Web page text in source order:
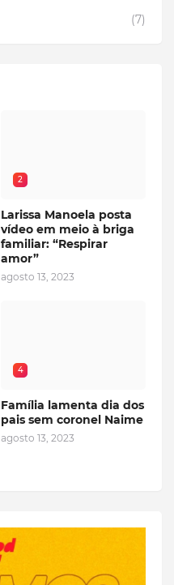
(7)
2
Larissa Manoela posta
vídeo em meio à briga
familiar: “Respirar
amor”
agosto 13, 2023
4
Família lamenta dia dos
pais sem coronel Naime
agosto 13, 2023